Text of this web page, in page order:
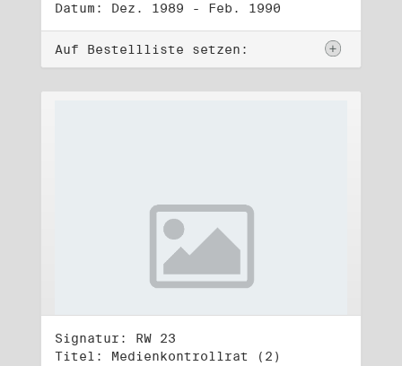
Datum: Dez. 1989 - Feb. 1990
Auf Bestellliste setzen:
Signatur: RW 23
Titel: Medienkontrollrat (2)